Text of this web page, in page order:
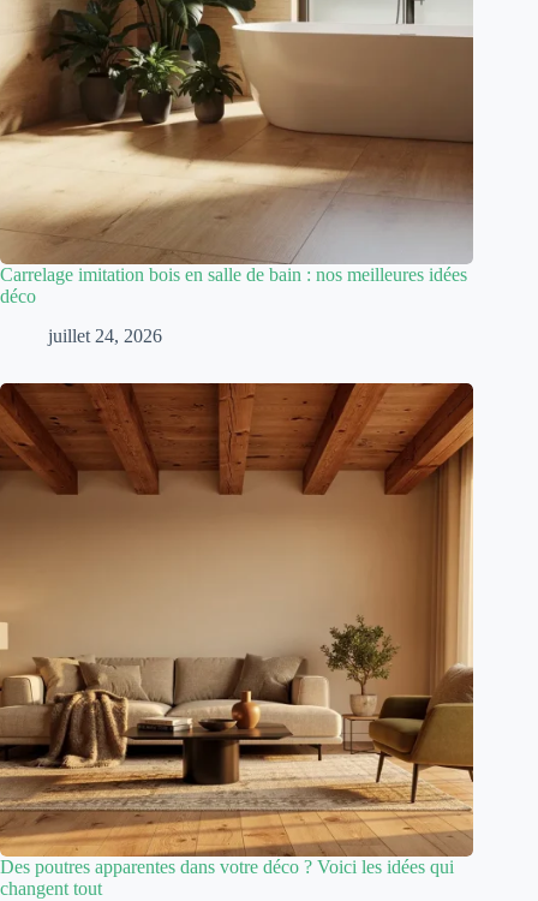
Carrelage imitation bois en salle de bain : nos meilleures idées
déco
juillet 24, 2026
Des poutres apparentes dans votre déco ? Voici les idées qui
changent tout